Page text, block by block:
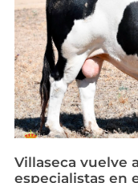
Villaseca vuelve
especialistas en